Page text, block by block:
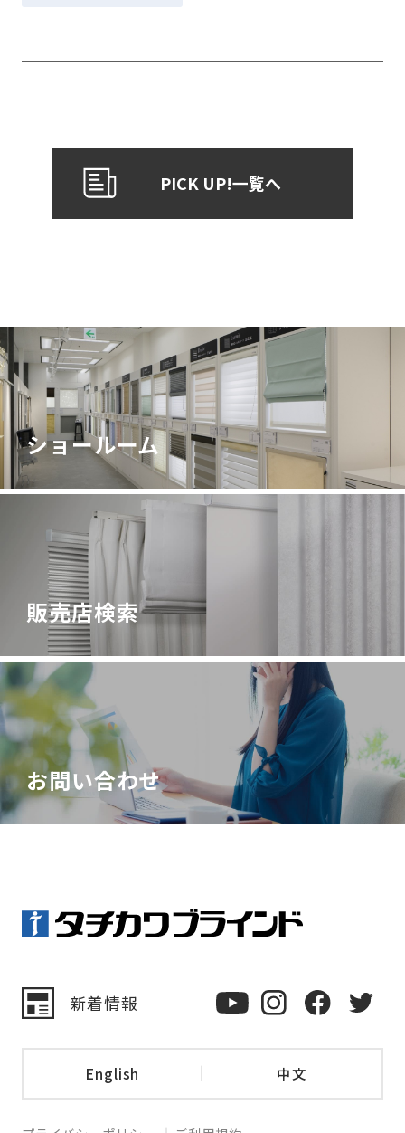
PICK UP!一覧へ
ショールーム
販売店検索
お問い合わせ
新着情報
English 中文